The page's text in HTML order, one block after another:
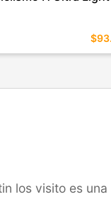
los visito es